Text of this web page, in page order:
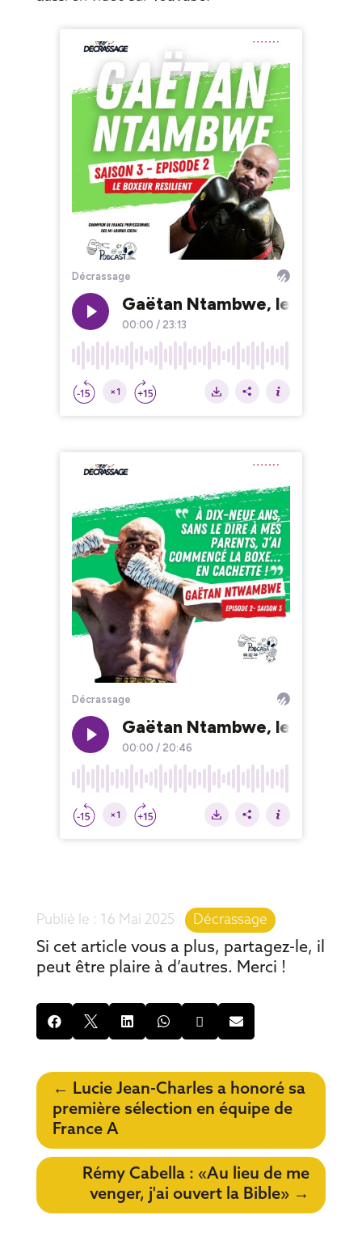
16 Mai 2025 Décrassage
Si cet article vous a plus, partagez-le, il
peut être plaire à d’autres. Merci !
     
← Lucie Jean-Charles a honoré sa
première sélection en équipe de
France A
Rémy Cabella : «Au lieu de me
venger, j'ai ouvert la Bible» →